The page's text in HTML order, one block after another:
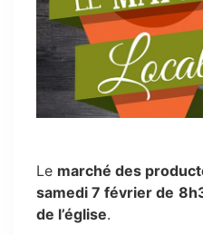
Le marché des
samedi 7 février de
de l’église.